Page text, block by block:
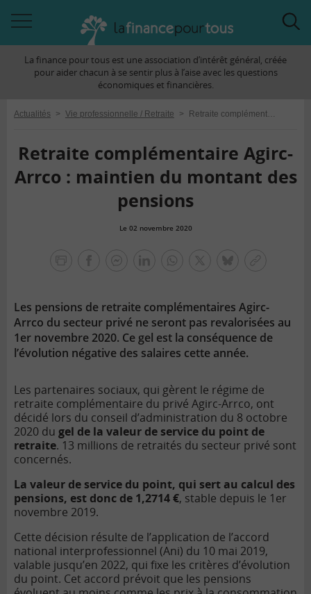
àLa finance pour tous est une association d’intérêt général, créée
pour aider chacun à se sentir plus à l’aise avec les questions
économiques et financières.
Actualités > Vie professionnelle / Retraite > Retraite complémentaire Agirc-Arrco : maintien du montant des pensions
Retraite complémentaire Agirc-
Arrco : maintien du montant des
pensions
Le 02 novembre 2020
Les pensions de retraite complémentaires Agirc-
Arrco du secteur privé ne seront pas revalorisées au
1er novembre 2020. Ce gel est la conséquence de
l’évolution négative des salaires cette année.
Les partenaires sociaux, qui gèrent le régime de
retraite complémentaire du privé Agirc-Arrco, ont
décidé lors du conseil d’administration du 8 octobre
2020 du gel de la valeur de service du point de
retraite. 13 millions de retraités du secteur privé sont
concernés.
La valeur de service du point, qui sert au calcul des
pensions, est donc de 1,2714 €, stable depuis le 1er
novembre 2019.
Cette décision résulte de l’application de l’accord
national interprofessionnel (Ani) du 10 mai 2019,
valable jusqu’en 2022, qui fixe les critères d’évolution
du point. Cet accord prévoit que les pensions